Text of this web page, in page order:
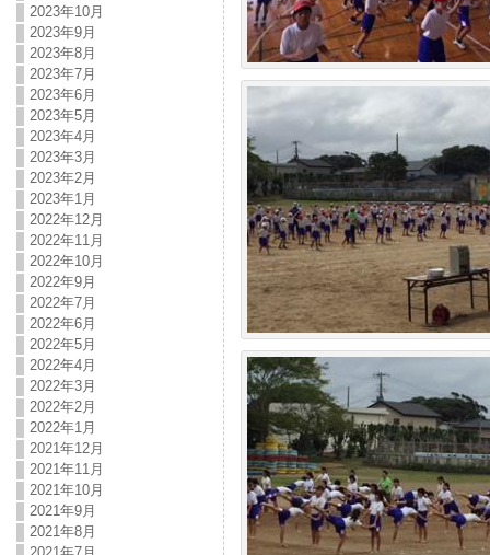
2023年10月
2023年9月
2023年8月
2023年7月
2023年6月
2023年5月
2023年4月
2023年3月
2023年2月
2023年1月
2022年12月
2022年11月
2022年10月
2022年9月
2022年7月
2022年6月
2022年5月
2022年4月
2022年3月
2022年2月
2022年1月
2021年12月
2021年11月
2021年10月
2021年9月
2021年8月